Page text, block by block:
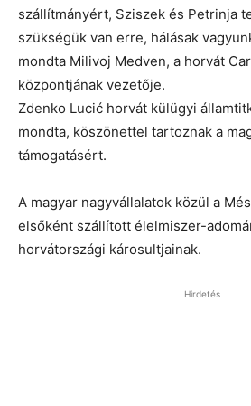
szállítmányért, Sziszek és Petrinja
szükségük van erre, hálásak
mondta Milivoj Medven, a horvát
központjának vezetője.
Zdenko Lucić horvát külügyi
mondta, köszönettel tartoznak a
támogatásért.
A magyar nagyvállalatok közül a
elsőként szállított élelmiszer-
horvátországi károsultjainak.
Hirdetés